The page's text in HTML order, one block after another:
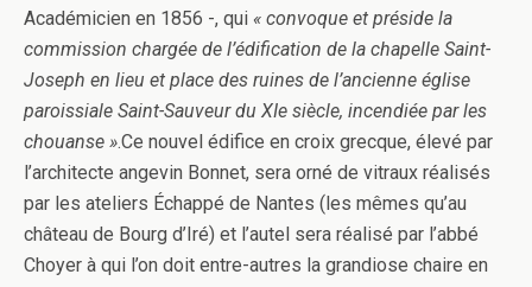
Académicien en 1856 -, qui « convoque et préside la
commission chargée de l’édification de la chapelle Saint-
Joseph en lieu et place des ruines de l’ancienne église
paroissiale Saint-Sauveur du XIe siècle, incendiée par les
chouanse ».Ce nouvel édifice en croix grecque, élevé par
l’architecte angevin Bonnet, sera orné de vitraux réalisés
par les ateliers Échappé de Nantes (les mêmes qu’au
château de Bourg d’Iré) et l’autel sera réalisé par l’abbé
Choyer à qui l’on doit entre-autres la grandiose chaire en